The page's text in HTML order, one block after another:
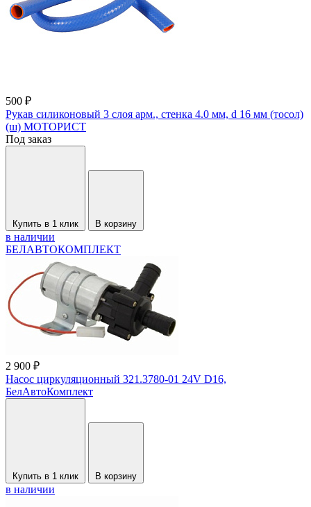
500 ₽
Рукав силиконовый 3 слоя арм., стенка 4.0 мм, d 16 мм (тосол)
(ш) МОТОРИСТ
Под заказ
Купить в 1 клик В корзину
в наличии
БЕЛАВТОКОМПЛЕКТ
2 900 ₽
Насос циркуляционный 321.3780-01 24V D16,
БелАвтоКомплект
Купить в 1 клик В корзину
в наличии